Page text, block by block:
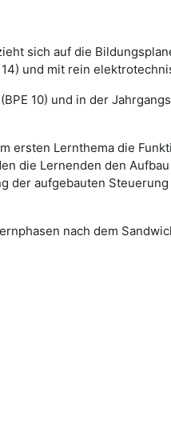
sich auf die
und mit rein
10) und in der
ersten Lernthema die
die Lernenden den
der aufgebauten
nach dem